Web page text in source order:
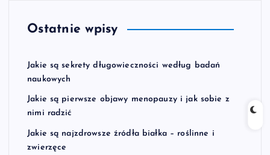
Ostatnie wpisy
Jakie są sekrety długowieczności według badań
naukowych
Jakie są pierwsze objawy menopauzy i jak sobie z
nimi radzić
Jakie są najzdrowsze źródła białka – roślinne i
zwierzęce